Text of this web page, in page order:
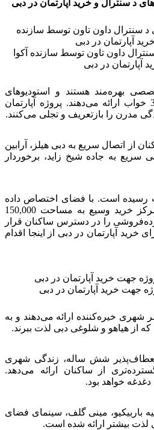
د سنترال و خرید آپارتمان در دبی
سنترال داون تاون توسط سازنده آکوا
آپارتمان در دبی
بهره‌مند هستند و استودیوهای
مدرن، آپارتمان‌های 1، 2 و 3 خواب ارائه می‌دهند. پروژه آپارتمان
مدرن را بازتعریف و تجلی می‌کنند.
از اتصال سریع به دبی هیلز، آرابین
به جاده شیخ زاید، برخوردار
رسیده است. با فضای اختصاص داده
شده در بالای برج ها، یک مرکز خرید وسیع به مساحت 150,000
را در دسترس ساکنان قرار
آپارتمان در دبی از اینجا اقدام
جهت خرید آپارتمان در دبی
خیره‌کننده ارائه می‌دهند و به
از هیاهو و شلوغی دبی لذت ببرند.
شش ساله، زندگی شهری
از ساکنان ارائه می‌دهد.
خواهد بود.
باربیکیو، مینی گلف، سینمای فضای
لذت بیشتر ارائه شده‌ است.